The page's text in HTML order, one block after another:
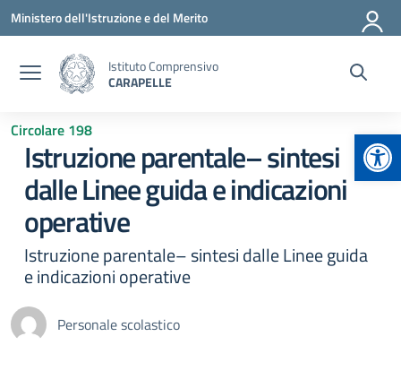
Vai ai contenuti
Vai al menu di navigazione
Vai al footer
Ministero dell'Istruzione e del Merito
Istituto Comprensivo
CARAPELLE
Circolare 198
Istruzione parentale– sintesi
dalle Linee guida e indicazioni
operative
Istruzione parentale– sintesi dalle Linee guida
e indicazioni operative
Personale scolastico